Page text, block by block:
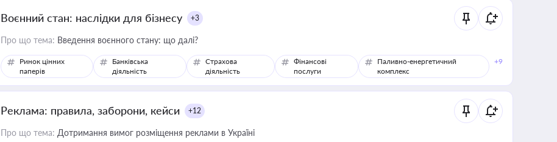
Воєнний стан: наслідки для бізнесу +3
Про що тема: Введення воєнного стану: що далі?
Ринок цінних
паперів
Банківська
діяльність
Страхова
діяльність
Фінансові
послуги
Паливно-енергетичний
комплекс
+9
Реклама: правила, заборони, кейси +12
Про що тема: Дотримання вимог розміщення реклами в Україні